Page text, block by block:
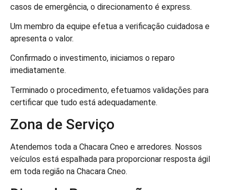
casos de emergência, o direcionamento é express.
Um membro da equipe efetua a verificação cuidadosa e
apresenta o valor.
Confirmado o investimento, iniciamos o reparo
imediatamente.
Terminado o procedimento, efetuamos validações para
certificar que tudo está adequadamente.
Zona de Serviço
Atendemos toda a Chacara Cneo e arredores. Nossos
veículos está espalhada para proporcionar resposta ágil
em toda região na Chacara Cneo.